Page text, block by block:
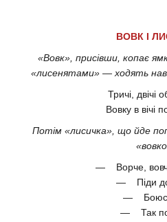
ВОВК І
«Вовк», присівши, копає
«лисенятами» — ходять
Тричі, двічі
Вовку в вічі
Потім «лисичка», що йде
— Ворче,
— Піди
—
— Так